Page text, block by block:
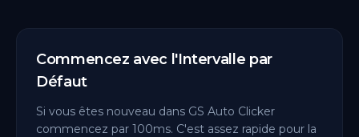
Commencez avec l'Intervalle par
Défaut
Si vous êtes nouveau dans GS Auto Clicker
commencez par 100ms. C'est assez rapide pour la